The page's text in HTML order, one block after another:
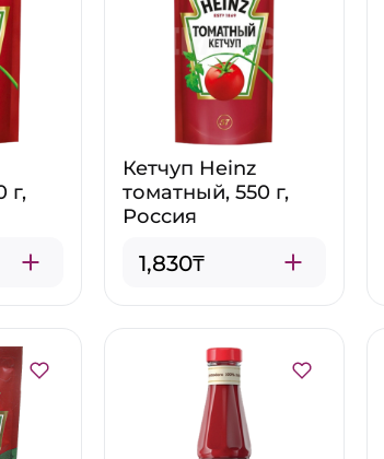
г,
Кетчуп Heinz
томатный, 550 г,
Россия
1,830₸